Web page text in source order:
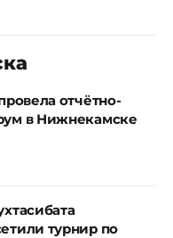
отчётно-
в Нижнекамске
турнир по